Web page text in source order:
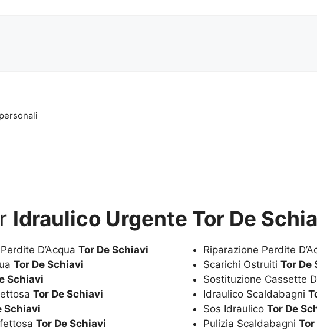
Idraulico Urgente Tor De
D’Acqua Tor De Schiavi
Tor De Schiavi
Schiavi
Tor De Schiavi
Schiavi
Tor De Schiavi
Riparazione Perdite
Scarichi OstruitiTor De
Sostituzione Cassette
Idraulico Scaldabagni
Sos IdraulicoTor De
Pulizia ScaldabagniTor